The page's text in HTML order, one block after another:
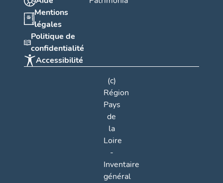
Mentions
légales
Politique de
confidentialité
Accessibilité
(c)
Région
Pays
de
la
Loire
-
Inventaire
général